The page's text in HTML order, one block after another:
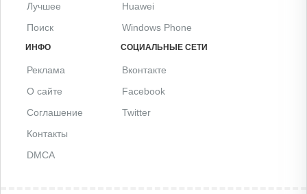
Лучшее
Поиск
Huawei
Windows Phone
ИНФО
Реклама
О сайте
Соглашение
Контакты
DMCA
СОЦИАЛЬНЫЕ СЕТИ
Вконтакте
Facebook
Twitter